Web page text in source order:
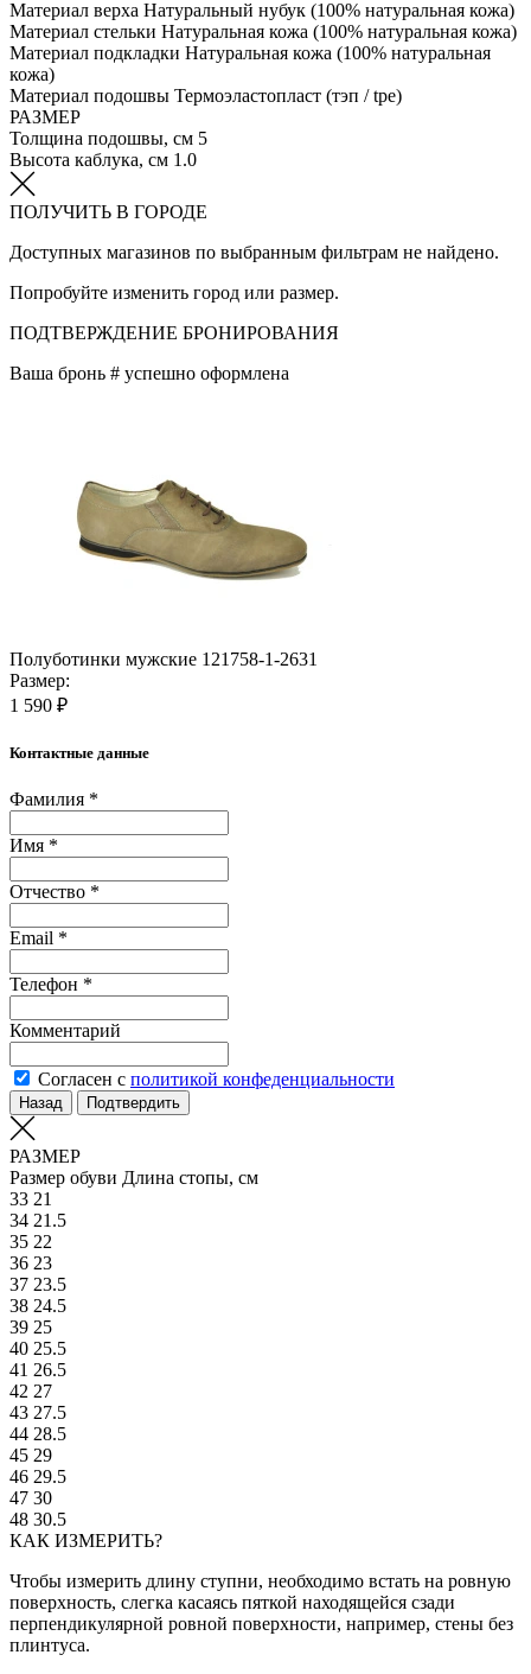
Материал верха Натуральный нубук (100% натуральная кожа)
Материал стельки Натуральная кожа (100% натуральная кожа)
Материал подкладки Натуральная кожа (100% натуральная
кожа)
Материал подошвы Термоэластопласт (тэп / tpe)
РАЗМЕР
Толщина подошвы, см 5
Высота каблука, см 1.0
ПОЛУЧИТЬ В ГОРОДЕ
Доступных магазинов по выбранным фильтрам не найдено.
Попробуйте изменить город или размер.
ПОДТВЕРЖДЕНИЕ БРОНИРОВАНИЯ
Ваша бронь # успешно оформлена
Полуботинки мужские 121758-1-2631
Размер:
1 590 ₽
Контактные данные
Фамилия *
Имя *
Отчество *
Email *
Телефон *
Комментарий
Согласен с политикой конфеденциальности
Назад Подтвердить
РАЗМЕР
Размер обуви Длина стопы, см
33 21
34 21.5
35 22
36 23
37 23.5
38 24.5
39 25
40 25.5
41 26.5
42 27
43 27.5
44 28.5
45 29
46 29.5
47 30
48 30.5
КАК ИЗМЕРИТЬ?
Чтобы измерить длину ступни, необходимо встать на ровную
поверхность, слегка касаясь пяткой находящейся сзади
перпендикулярной ровной поверхности, например, стены без
плинтуса.